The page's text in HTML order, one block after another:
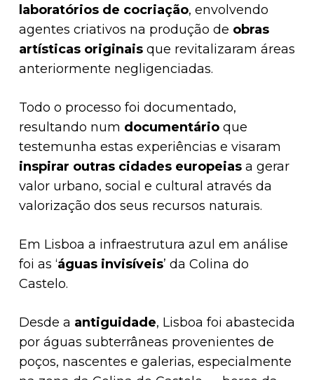
laboratórios de cocriação, envolvendo
agentes criativos na produção de obras
artísticas originaisque revitalizaram áreas
anteriormente negligenciadas.
Todo o processo foi documentado,
resultando num documentárioque
testemunha estas experiências e visaram
inspirar outras cidades europeiasa gerar
valor urbano, social e cultural através da
valorização dos seus recursos naturais.
Em Lisboa a infraestrutura azul em análise
foi as ‘águas invisíveis’ da Colina do
Castelo.
Desde a antiguidade, Lisboa foi abastecida
por águas subterrâneas provenientes de
poços, nascentes e galerias, especialmente